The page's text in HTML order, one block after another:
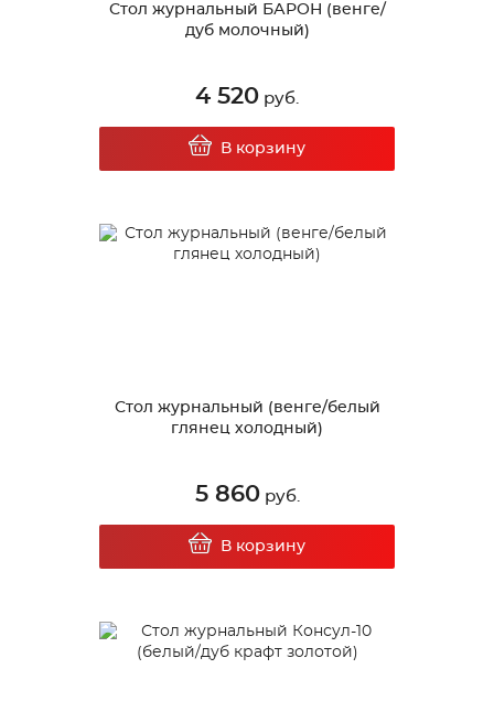
Стол журнальный БАРОН (венге/
дуб молочный)
4 520 руб.
В корзину
Стол журнальный (венге/белый
глянец холодный)
5 860руб.
В корзину